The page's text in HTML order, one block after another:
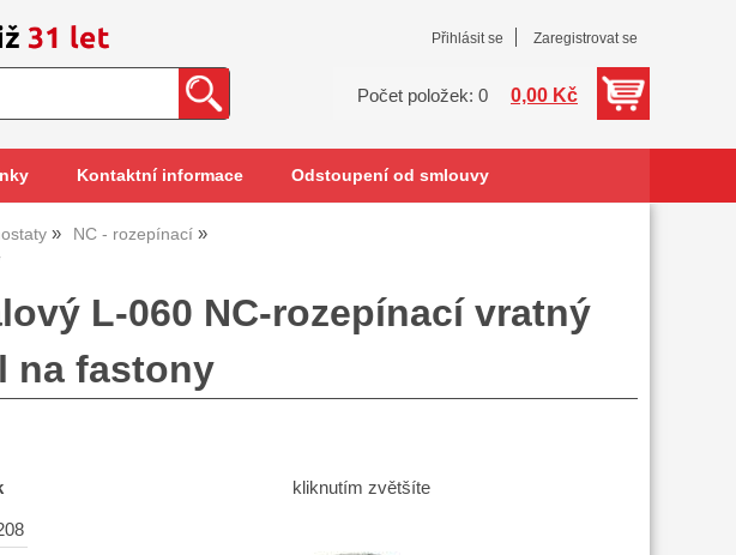
Přihlásit se Zaregistrovat se
Počet položek: 0 0,00 Kč
Kontaktní informace Odstoupení od smlouvy
NC - rozepínací
L-060 NC-rozepínací vratný
na fastony
kliknutím zvětšíte